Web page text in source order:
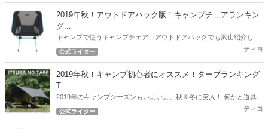
カート情報をお届けします！
2019年秋！アウトドアハック版！キャンプチェアランキン
グ...
キャンプで使うキャンプチェア、アウトドアハックでも沢山紹介して
いますが、ここで2019年秋！最新版の人気チェアランキングを紹介し
公式ライター ティヨ
2019年秋！キャンプ初心者にオススメ！タープランキング
T...
2019年のキャンプシーズンもいよいよ、秋＆冬に突入！ 何かと道具が
必要なキャンプ！できるだけ予算を押さえて一通りのギアを用意した
公式ライター ティヨ